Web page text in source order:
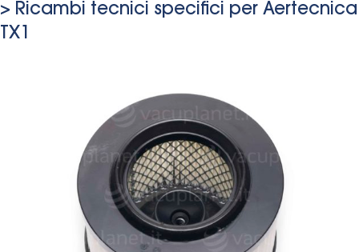
> Ricambi tecnici specifici per Aertecnica
TX1